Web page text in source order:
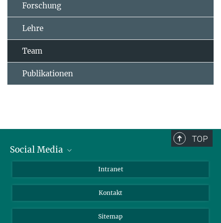
Forschung
Lehre
Team
Publikationen
TOP
Social Media
Intranet
Kontakt
Sitemap